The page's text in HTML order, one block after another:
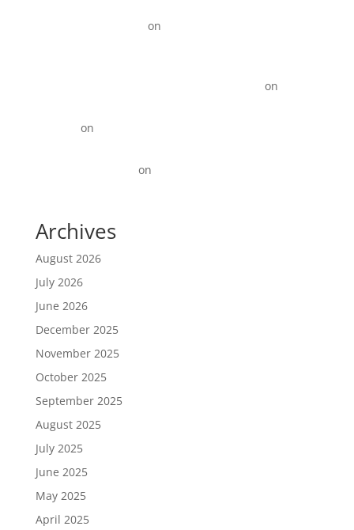
on
on
on
on
Archives
August 2026
July 2026
June 2026
December 2025
November 2025
October 2025
September 2025
August 2025
July 2025
June 2025
May 2025
April 2025